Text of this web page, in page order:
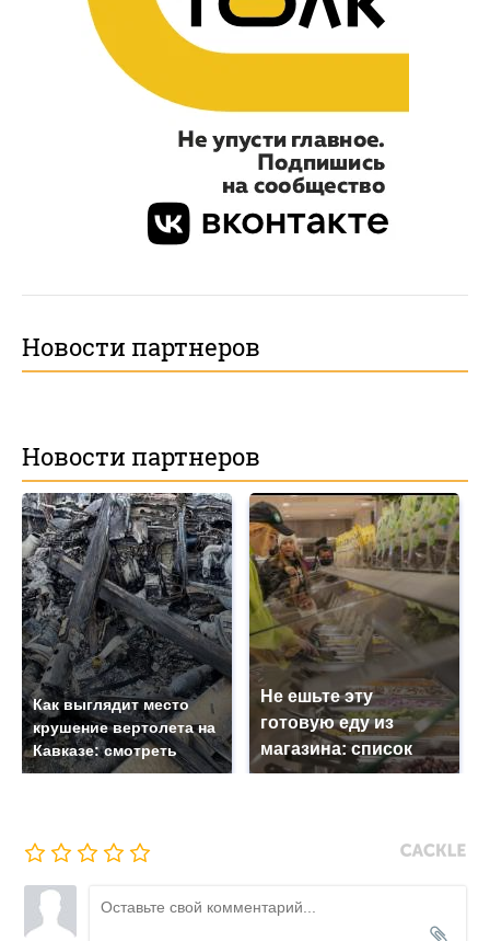
Новости партнеров
Новости партнеров
Как выглядит место
крушение вертолета на
Кавказе: смотреть
Не ешьте эту
готовую еду из
магазина: список